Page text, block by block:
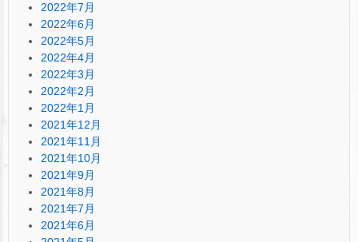
2022年7月
2022年6月
2022年5月
2022年4月
2022年3月
2022年2月
2022年1月
2021年12月
2021年11月
2021年10月
2021年9月
2021年8月
2021年7月
2021年6月